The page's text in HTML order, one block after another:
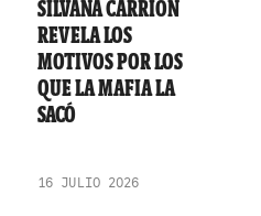
SILVANA CARRIÓN
REVELA LOS
MOTIVOS POR LOS
QUE LA MAFIA LA
SACÓ
16 JULIO 2026